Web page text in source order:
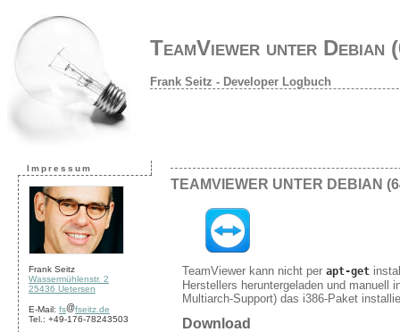
TeamViewer unter
Frank Seitz - Developer Logbuch
Impressum
Frank Seitz
Wassermühlenstr. 2
25436 Uetersen
E-Mail: fs
fseitz.de
Tel.: +49-176-78243503
TEAMVIEWER UNTER DEBIAN
TeamViewer kann nicht per apt-get
Herstellers heruntergeladen und manuell
Multiarch-Support) das i386-Paket
Download